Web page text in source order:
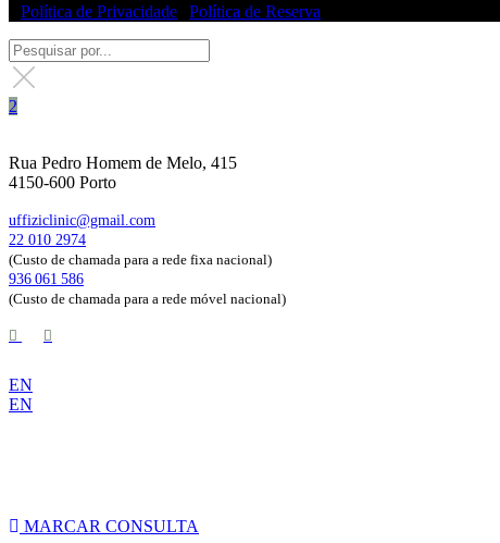
Política de Privacidade Política de Reserva
Rua Pedro Homem de Melo, 415
4150-600 Porto
uffiziclinic@gmail.com
22 010 2974
(Custo de chamada para a rede fixa nacional)
936 061 586
(Custo de chamada para a rede móvel nacional)
EN
EN
MARCAR CONSULTA